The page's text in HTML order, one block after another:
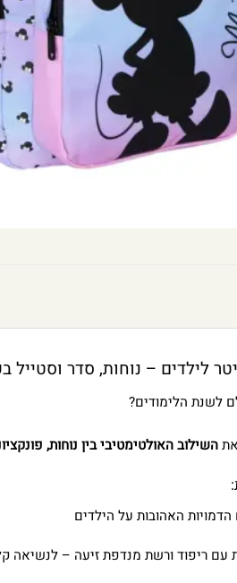
לשנת הלימודים?
השילוב האולטימטיבי בין נוחות,
הדמויות האהובות על הילדים
עם ריפוד ורשת מנדפת זיעה – לנשיאה